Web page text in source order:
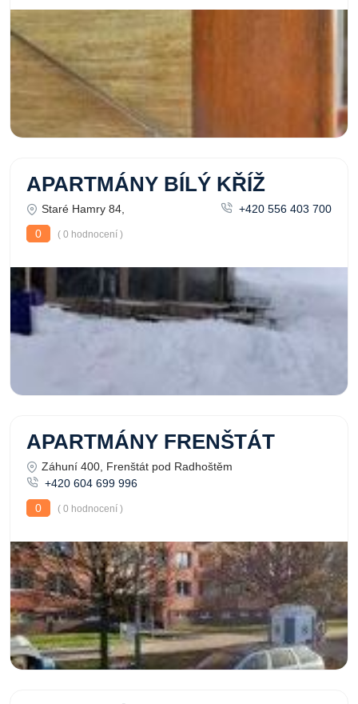
APARTMÁNY BÍLÝ KŘÍŽ
Staré Hamry 84,
+420 556 403 700
0
( 0 hodnocení )
APARTMÁNY FRENŠTÁT
Záhuní 400, Frenštát pod Radhoštěm
+420 604 699 996
0
( 0 hodnocení )